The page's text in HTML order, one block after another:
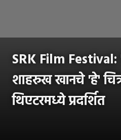
SRK Film
शाहरुख खानचे 'हे'
थिएटरमध्ये प्रदर्शित